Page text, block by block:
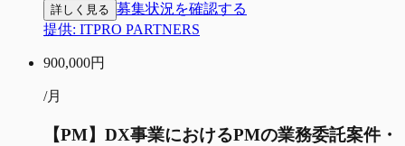
詳しく見る 募集状況を確認する
提供: ITPRO PARTNERS
900,000円
/月
【PM】DX事業におけるPMの業務委託案件・